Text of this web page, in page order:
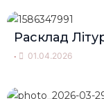
Расклад
• 01.04.2026